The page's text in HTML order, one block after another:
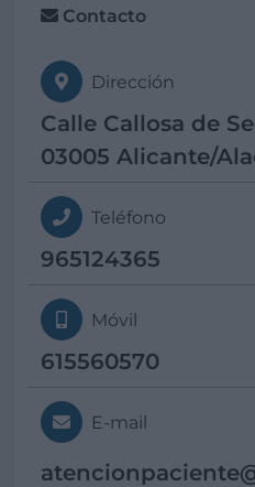
Contacto
Dirección
Calle Callosa de
03005 Alicante/
Teléfono
965124365
Móvil
615560570
E-mail